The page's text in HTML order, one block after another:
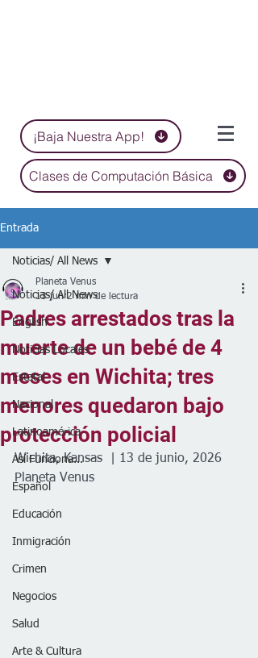
¡Baja Nuestra App!
Clases de Computación Básica
Entrada
Noticias/ All News
English
Noticias Locales
Estatal
Nacional
Latinoamérica
Así Funciona...
Español
Educación
Inmigración
Crimen
Negocios
Salud
Arte & Cultura
Noticias/ All News
Padres arrestados tras la
muerte de un bebé de 4
meses en Wichita; tres
menores quedaron bajo
protección policial
Planeta Venus
13 jun 2 min de lectura
Wichita, Kansas  | 13 de junio, 2026
Planeta Venus